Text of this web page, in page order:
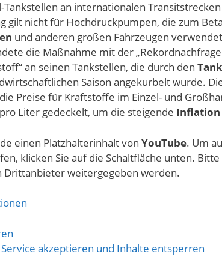
Tankstellen an internationalen
gilt nicht für Hochdruckpumpen, die zum
und anderen großen Fahrzeugen
die Maßnahme mit der
an seinen Tankstellen, die durch den
Saison angekurbelt wurde.
Preise für Kraftstoffe im Einzel- und
Liter gedeckelt, um die steigende Inflation
einen Platzhalterinhalt von YouTube. Um
klicken Sie auf die Schaltfläche unten. Bitte
Drittanbieter weitergegeben werden.
akzeptieren und Inhalte entsperren